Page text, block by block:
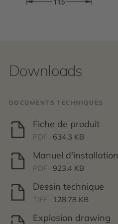
Downloads
DOCUMENTS TECHNIQUES
Fiche de produit
PDF · 634.3 KB
Manuel d'installation
PDF · 923.4 KB
Dessin technique
TIFF · 128.78 KB
Explosion drawing